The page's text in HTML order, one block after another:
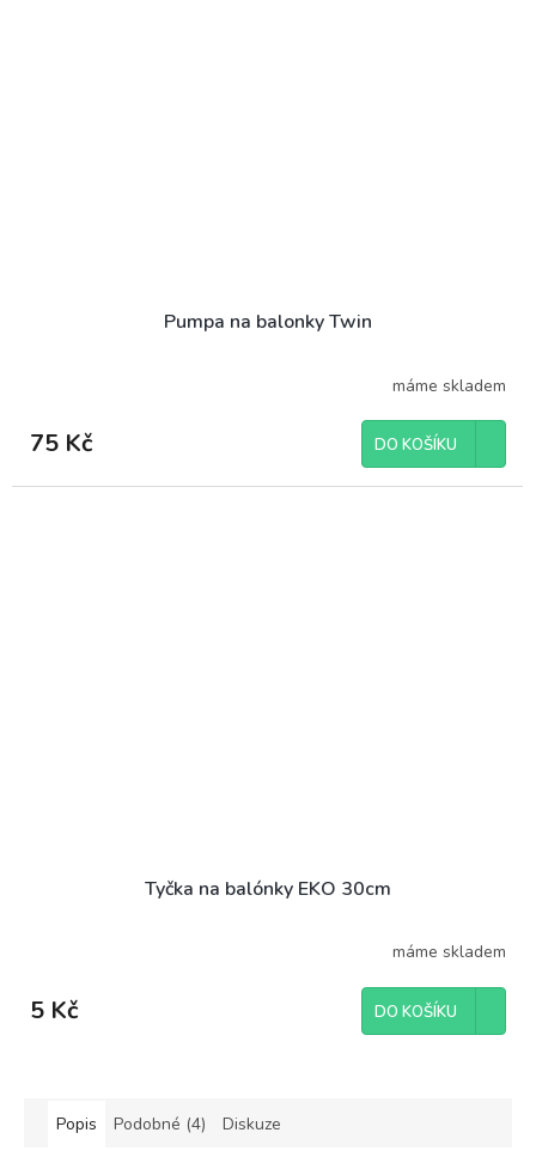
Pumpa na balonky Twin
máme skladem
75 Kč DO KOŠÍKU
Tyčka na balónky EKO 30cm
máme skladem
5 Kč DO KOŠÍKU
Popis Podobné (4) Diskuze